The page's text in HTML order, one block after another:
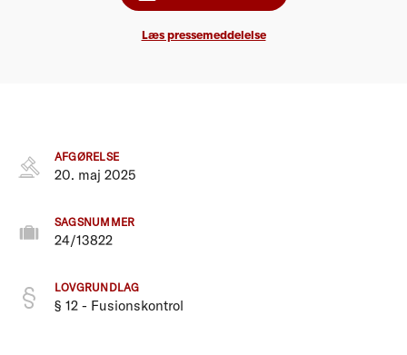
Læs pressemeddelelse
AFGØRELSE
20. maj 2025
SAGSNUMMER
24/13822
LOVGRUNDLAG
§ 12 - Fusionskontrol